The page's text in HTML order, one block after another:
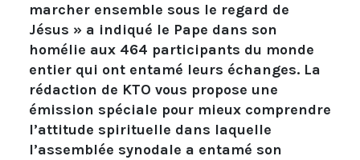
marcher ensemble sous le regard de
Jésus » a indiqué le Pape dans son
homélie aux 464 participants du monde
entier qui ont entamé leurs échanges. La
rédaction de KTO vous propose une
émission spéciale pour mieux comprendre
l’attitude spirituelle dans laquelle
l’assemblée synodale a entamé son